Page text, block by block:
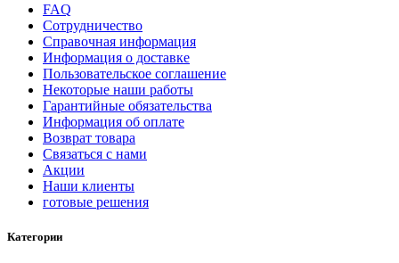
FAQ
Сотрудничество
Справочная информация
Информация о доставке
Пользовательское соглашение
Некоторые наши работы
Гарантийные обязательства
Информация об оплате
Возврат товара
Связаться с нами
Акции
Наши клиенты
готовые решения
Категории